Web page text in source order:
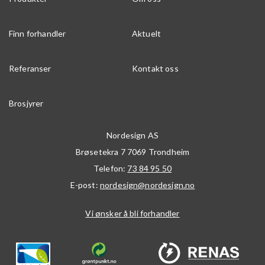
Finn forhandler Aktuelt
Referanser Kontakt oss
Brosjyrer
Nordesign AS
Brøsetekra 7 7069 Trondheim
Telefon: 73 84 95 50
E-post: nordesign@nordesign.no
Vi ønsker å bli forhandler